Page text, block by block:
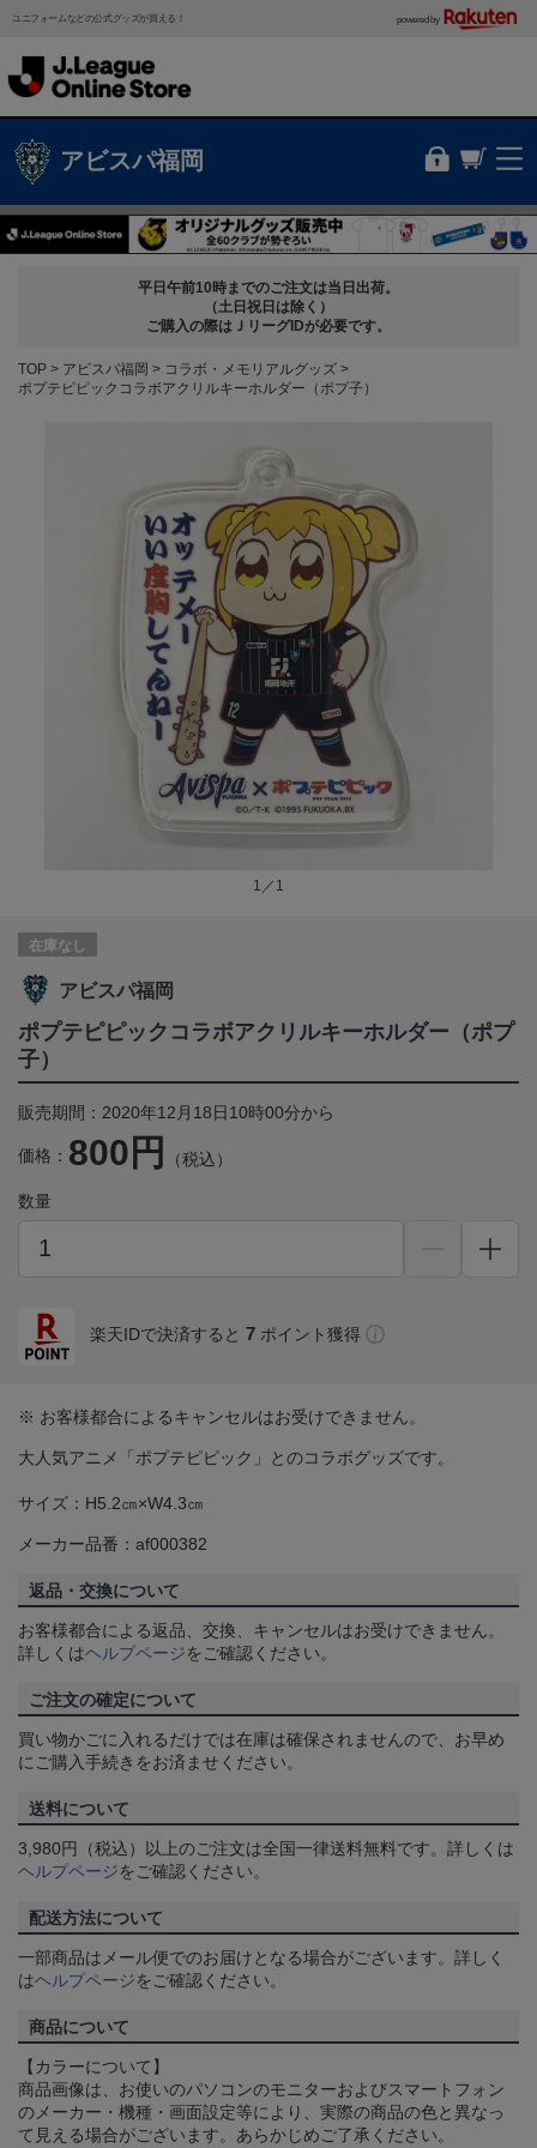
ユニフォームなどの公式グッズが買える！ powered by
アビスパ福岡
平日午前10時までのご注文は当日出荷。
（土日祝日は除く）
ご購入の際はＪリーグIDが必要です。
TOP アビスパ福岡
コラボ・メモリアルグッズ
ポプテピピックコラボアクリルキーホルダー（ポプ子）
1／1
在庫なし
アビスパ福岡
ポプテピピックコラボアクリルキーホルダー（ポプ
子）
販売期間：2020年12月18日10時00分から
価格： 800円 （税込）
数量
楽天IDで決済すると 7 ポイント獲得
※ お客様都合によるキャンセルはお受けできません。
大人気アニメ「ポプテピピック」とのコラボグッズです。
サイズ：H5.2㎝×W4.3㎝
メーカー品番：af000382
返品・交換について
お客様都合による返品、交換、キャンセルはお受けできません。
詳しくはヘルプページをご確認ください。
ご注文の確定について
買い物かごに入れるだけでは在庫は確保されませんので、お早め
にご購入手続きをお済ませください。
送料について
3,980円（税込）以上のご注文は全国一律送料無料です。詳しくは
ヘルプページをご確認ください。
配送方法について
一部商品はメール便でのお届けとなる場合がございます。詳しく
はヘルプページをご確認ください。
商品について
【カラーについて】
商品画像は、お使いのパソコンのモニターおよびスマートフォン
のメーカー・機種・画面設定等により、実際の商品の色と異なっ
て見える場合がございます。あらかじめご了承ください。